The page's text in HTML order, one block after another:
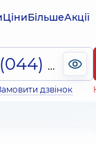
ЦіниБільшеАкції
(044) 495-2-888
дзвінок